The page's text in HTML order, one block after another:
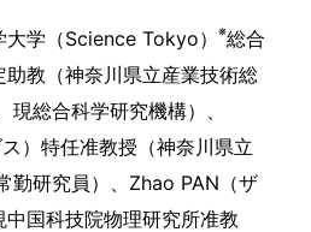
学（Science Tokyo） ※総合
教（神奈川県立産業技術総
総合科学研究機構）、
）特任准教授（神奈川県立
勤研究員）、Zhao PAN（ザ
国科技院物理研究所准教